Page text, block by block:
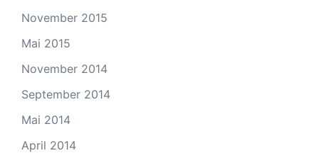
November 2015
Mai 2015
November 2014
September 2014
Mai 2014
April 2014